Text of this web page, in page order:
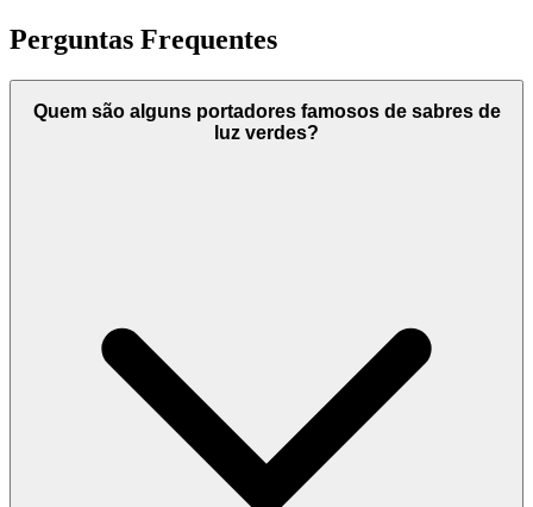
Perguntas Frequentes
Quem são alguns portadores famosos de sabres de
luz verdes?